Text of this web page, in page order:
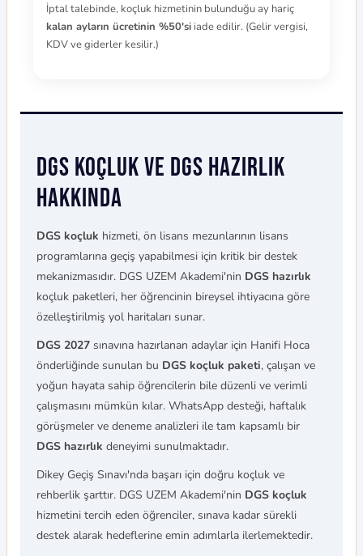
İptal talebinde, koçluk hizmetinin bulunduğu ay hariç
kalan ayların ücretinin %50'si iade edilir. (Gelir vergisi,
KDV ve giderler kesilir.)
DGS Koçluk ve DGS Hazırlık
Hakkında
DGS koçluk hizmeti, ön lisans mezunlarının lisans
programlarına geçiş yapabilmesi için kritik bir destek
mekanizmasıdır. DGS UZEM Akademi'nin DGS hazırlık
koçluk paketleri, her öğrencinin bireysel ihtiyacına göre
özelleştirilmiş yol haritaları sunar.
DGS 2027 sınavına hazırlanan adaylar için Hanifi Hoca
önderliğinde sunulan bu DGS koçluk paketi, çalışan ve
yoğun hayata sahip öğrencilerin bile düzenli ve verimli
çalışmasını mümkün kılar. WhatsApp desteği, haftalık
görüşmeler ve deneme analizleri ile tam kapsamlı bir
DGS hazırlık deneyimi sunulmaktadır.
Dikey Geçiş Sınavı'nda başarı için doğru koçluk ve
rehberlik şarttır. DGS UZEM Akademi'nin DGS koçluk
hizmetini tercih eden öğrenciler, sınava kadar sürekli
destek alarak hedeflerine emin adımlarla ilerlemektedir.